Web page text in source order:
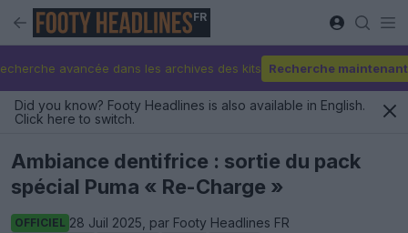
FR
avancée dans les archives des kits Recherche maintenant
Did you know? Footy Headlines is also available in English.
Click here to switch.
Ambiance dentifrice : sortie du pack
spécial Puma « Re-Charge »
OFFICIEL 28 Juil 2025, par Footy Headlines FR